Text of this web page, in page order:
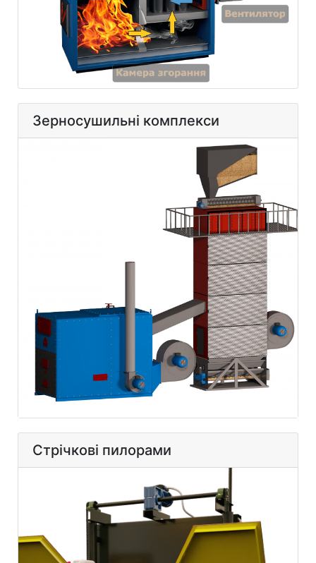
Зерносушильні комплекси
Стрічкові пилорами